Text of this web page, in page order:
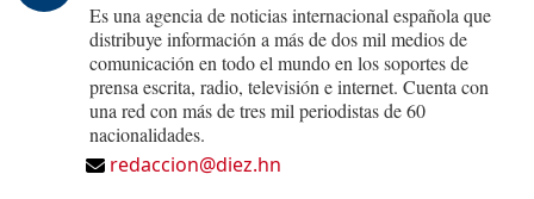
Es una agencia de noticias internacional española que
distribuye información a más de dos mil medios de
comunicación en todo el mundo en los soportes de
prensa escrita, radio, televisión e internet. Cuenta con
una red con más de tres mil periodistas de 60
nacionalidades.
redaccion@diez.hn